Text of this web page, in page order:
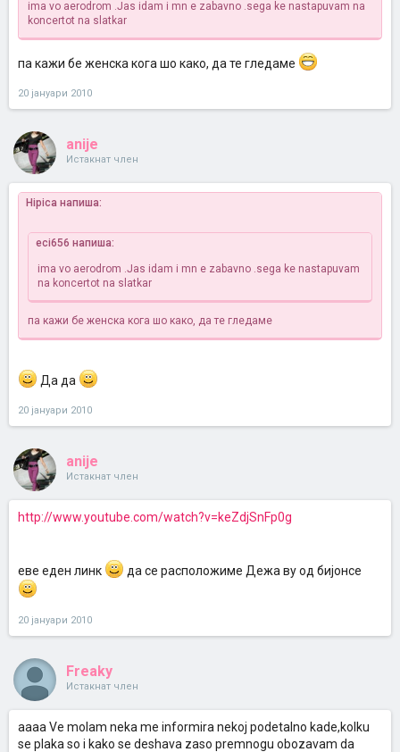
ima vo aerodrom .Jas idam i mn e zabavno .sega ke nastapuvam na
koncertot na slatkar
па кажи бе женска кога шо како, да те гледаме
20 јануари 2010
anije
Истакнат член
Hipica напиша:
eci656 напиша:
ima vo aerodrom .Jas idam i mn e zabavno .sega ke nastapuvam
na koncertot na slatkar
па кажи бе женска кога шо како, да те гледаме
Да да
20 јануари 2010
anije
Истакнат член
http://www.youtube.com/watch?v=keZdjSnFp0g
еве еден линк да се расположиме Дежа ву од бијонсе
20 јануари 2010
Freaky
Истакнат член
aaaa Ve molam neka me informira nekoj podetalno kade,kolku
se plaka so i kako se deshava zaso premnogu obozavam da